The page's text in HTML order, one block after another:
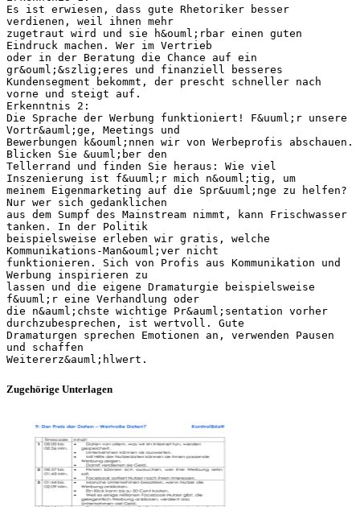
Es ist erwiesen, dass gute Rhetoriker besser
verdienen, weil ihnen mehr
zugetraut wird und sie h&ouml;rbar einen guten
Eindruck machen. Wer im Vertrieb
oder in der Beratung die Chance auf ein
gr&ouml;&szlig;eres und finanziell besseres
Kundensegment bekommt, der prescht schneller nach
vorne und steigt auf.
Erkenntnis 2:
Die Sprache der Werbung funktioniert! F&uuml;r unsere
Vortr&auml;ge, Meetings und
Bewerbungen k&ouml;nnen wir von Werbeprofis abschauen.
Blicken Sie &uuml;ber den
Tellerrand und finden Sie heraus: Wie viel
Inszenierung ist f&uuml;r mich n&ouml;tig, um
meinem Eigenmarketing auf die Spr&uuml;nge zu helfen?
Nur wer sich gedanklichen
aus dem Sumpf des Mainstream nimmt, kann Frischwasser
tanken. In der Politik
beispielsweise erleben wir gratis, welche
Kommunikations-Man&ouml;ver nicht
funktionieren. Sich von Profis aus Kommunikation und
Werbung inspirieren zu
lassen und die eigene Dramaturgie beispielsweise
f&uuml;r eine Verhandlung oder
die n&auml;chste wichtige Pr&auml;sentation vorher
durchzubesprechen, ist wertvoll. Gute
Dramaturgen sprechen Emotionen an, verwenden Pausen
und schaffen
Zugehörige Unterlagen